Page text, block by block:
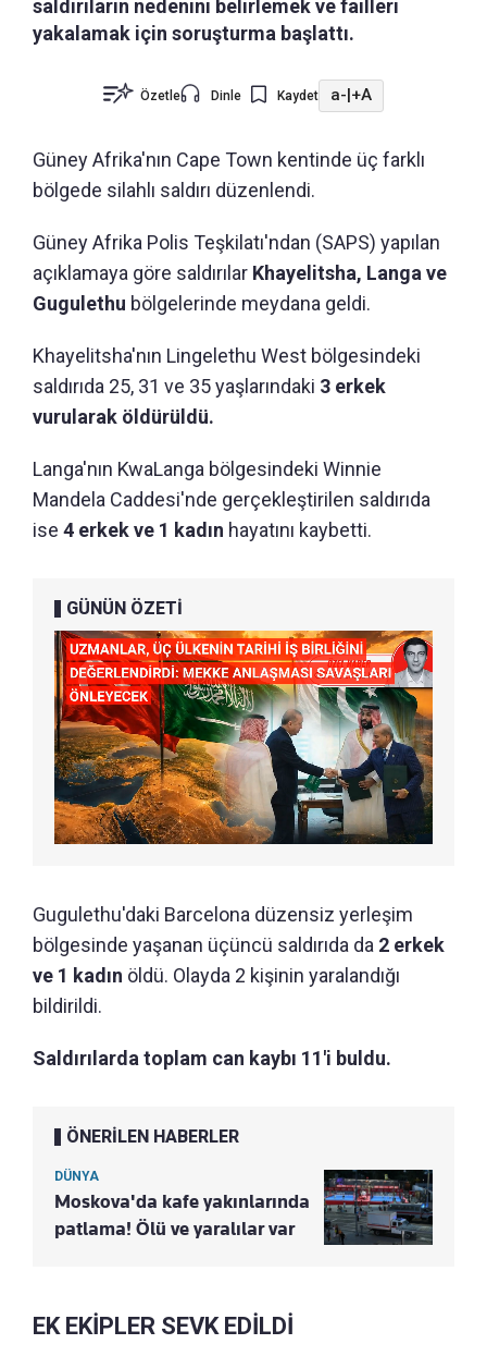
saldırıların nedenini belirlemek ve failleri
yakalamak için soruşturma başlattı.
Özetle Dinle Kaydet a- +A
Güney Afrika'nın Cape Town kentinde üç farklı
bölgede silahlı saldırı düzenlendi.
Güney Afrika Polis Teşkilatı'ndan (SAPS) yapılan
açıklamaya göre saldırılar Khayelitsha, Langa ve
Gugulethu bölgelerinde meydana geldi.
Khayelitsha'nın Lingelethu West bölgesindeki
saldırıda 25, 31 ve 35 yaşlarındaki 3 erkek
vurularak öldürüldü.
Langa'nın KwaLanga bölgesindeki Winnie
Mandela Caddesi'nde gerçekleştirilen saldırıda
ise 4 erkek ve 1 kadın hayatını kaybetti.
GÜNÜN ÖZETİ
Gugulethu'daki Barcelona düzensiz yerleşim
bölgesinde yaşanan üçüncü saldırıda da 2 erkek
ve 1 kadın öldü. Olayda 2 kişinin yaralandığı
bildirildi.
Saldırılarda toplam can kaybı 11'i buldu.
ÖNERİLEN HABERLER
DÜNYA
Moskova'da kafe yakınlarında
patlama! Ölü ve yaralılar var
EK EKİPLER SEVK EDİLDİ